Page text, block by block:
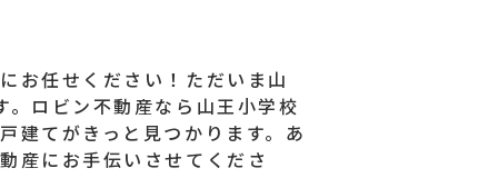
お任せください！ただいま山
ロビン不動産なら山王小学校
建てがきっと見つかります。あ
産にお手伝いさせてくださ